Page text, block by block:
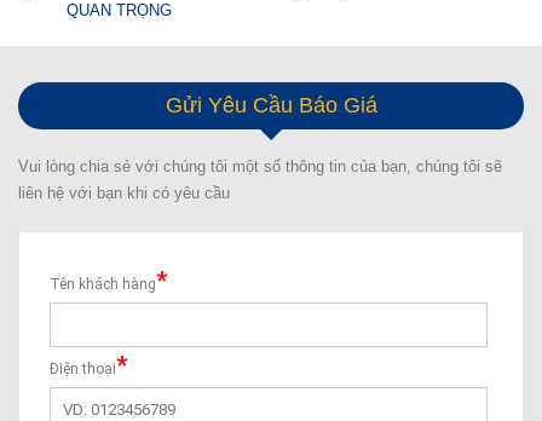
QUAN TRỌNG
Gửi Yêu Cầu Báo Giá
Vui lòng chia sẻ với chúng tôi một số thông tin của bạn, chúng tôi sẽ
liên hệ với bạn khi có yêu cầu